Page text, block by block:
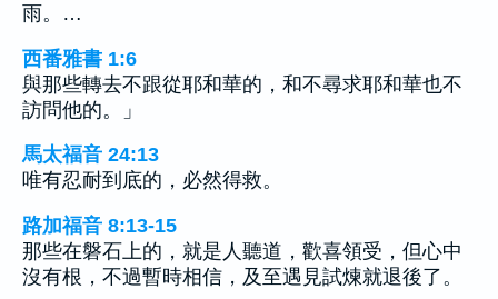
雨。…
西番雅書 1:6
與那些轉去不跟從耶和華的，和不尋求耶和華也不
訪問他的。」
馬太福音 24:13
唯有忍耐到底的，必然得救。
路加福音 8:13-15
那些在磐石上的，就是人聽道，歡喜領受，但心中
沒有根，不過暫時相信，及至遇見試煉就退後了。